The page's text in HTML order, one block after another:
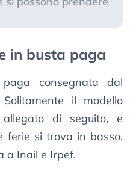
in busta paga
consegnata dal
il modello
di seguito, e
ferie si trova in basso,
a Inail e Irpef.